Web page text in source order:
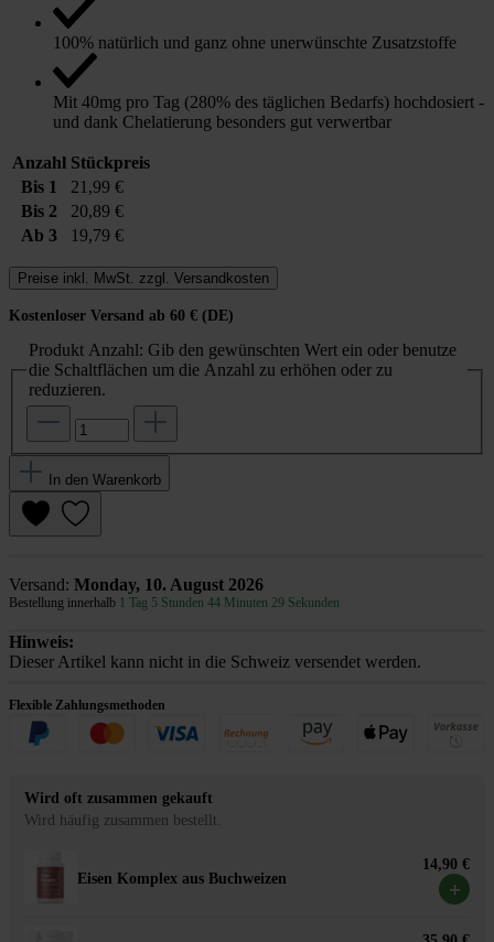
100% natürlich und ganz ohne unerwünschte Zusatzstoffe
Mit 40mg pro Tag (280% des täglichen Bedarfs) hochdosiert -
und dank Chelatierung besonders gut verwertbar
Anzahl Stückpreis
Bis 1
21,99 €
Bis 2
20,89 €
Ab 3 19,79 €
Preise inkl. MwSt. zzgl. Versandkosten
Kostenloser Versand ab 60 € (DE)
Produkt Anzahl: Gib den gewünschten Wert ein oder benutze
die Schaltflächen um die Anzahl zu erhöhen oder zu
reduzieren.
In den Warenkorb
Versand: Monday, 10. August 2026
Bestellung innerhalb 1 Tag 5 Stunden 44 Minuten 29 Sekunden
Hinweis:
Dieser Artikel kann nicht in die Schweiz versendet werden.
Flexible Zahlungsmethoden
Wird oft zusammen gekauft
Wird häufig zusammen bestellt.
Eisen Komplex aus Buchweizen
14,90 €
+